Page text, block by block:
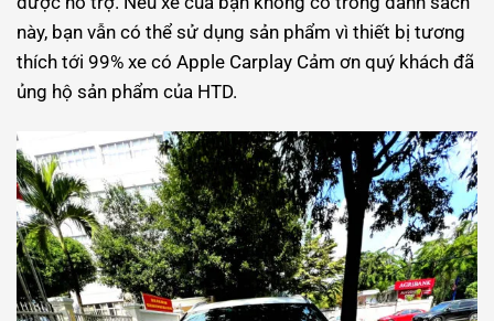
này, bạn vẫn có thể sử dụng sản phẩm vì thiết bị tương
thích tới 99% xe có Apple Carplay Cảm ơn quý khách đã
ủng hộ sản phẩm của HTD.